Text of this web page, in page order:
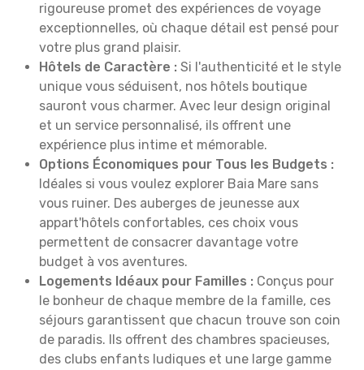
rigoureuse promet des expériences de voyage
exceptionnelles, où chaque détail est pensé pour
votre plus grand plaisir.
Hôtels de Caractère : Si l'authenticité et le style
unique vous séduisent, nos hôtels boutique
sauront vous charmer. Avec leur design original
et un service personnalisé, ils offrent une
expérience plus intime et mémorable.
Options Économiques pour Tous les Budgets :
Idéales si vous voulez explorer Baia Mare sans
vous ruiner. Des auberges de jeunesse aux
appart'hôtels confortables, ces choix vous
permettent de consacrer davantage votre
budget à vos aventures.
Logements Idéaux pour Familles : Conçus pour
le bonheur de chaque membre de la famille, ces
séjours garantissent que chacun trouve son coin
de paradis. Ils offrent des chambres spacieuses,
des clubs enfants ludiques et une large gamme